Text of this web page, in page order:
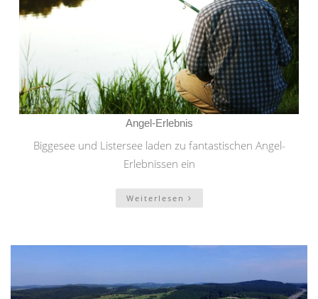
Angel-Erlebnis
Biggesee und Listersee laden zu fantastischen Angel-
Erlebnissen ein
Weiterlesen